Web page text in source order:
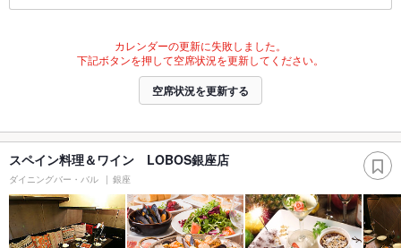
カレンダーの更新に失敗しました。
下記ボタンを押して空席状況を更新してください。
空席状況を更新する
スペイン料理＆ワイン LOBOS銀座店
ダイニングバー・バル 銀座